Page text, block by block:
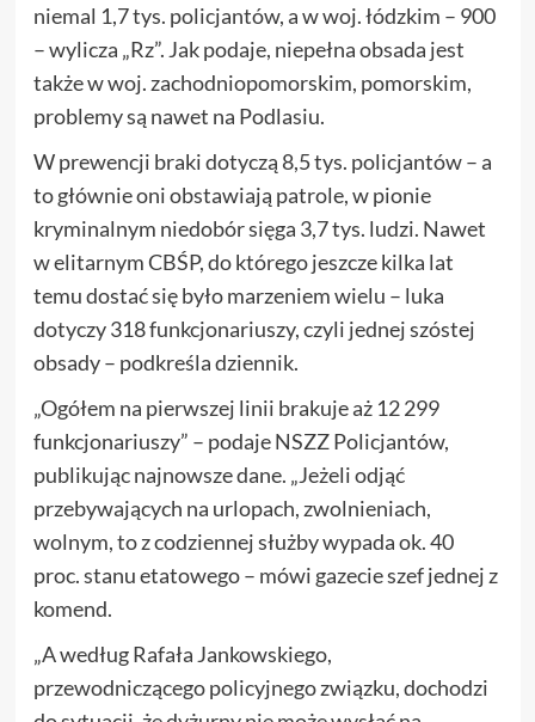
niemal 1,7 tys. policjantów, a w woj. łódzkim – 900
– wylicza „Rz”. Jak podaje, niepełna obsada jest
także w woj. zachodniopomorskim, pomorskim,
problemy są nawet na Podlasiu.
W prewencji braki dotyczą 8,5 tys. policjantów – a
to głównie oni obstawiają patrole, w pionie
kryminalnym niedobór sięga 3,7 tys. ludzi. Nawet
w elitarnym CBŚP, do którego jeszcze kilka lat
temu dostać się było marzeniem wielu – luka
dotyczy 318 funkcjonariuszy, czyli jednej szóstej
obsady – podkreśla dziennik.
„Ogółem na pierwszej linii brakuje aż 12 299
funkcjonariuszy” – podaje NSZZ Policjantów,
publikując najnowsze dane. „Jeżeli odjąć
przebywających na urlopach, zwolnieniach,
wolnym, to z codziennej służby wypada ok. 40
proc. stanu etatowego – mówi gazecie szef jednej z
komend.
„A według Rafała Jankowskiego,
przewodniczącego policyjnego związku, dochodzi